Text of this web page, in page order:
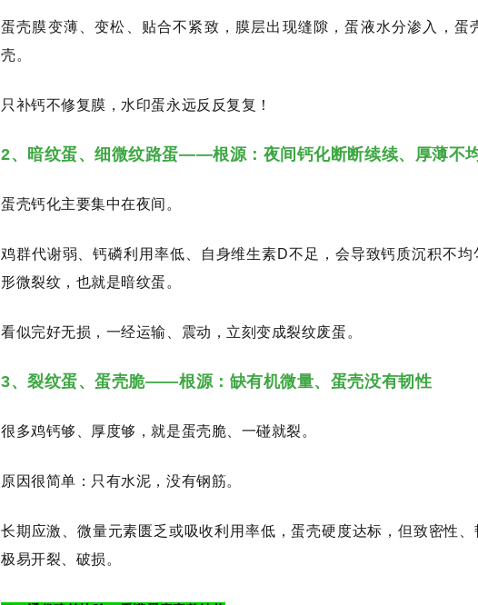
蛋壳膜变薄、变松、贴合不紧致，膜层出现缝隙，蛋液水分渗入，蛋
壳。
只补钙不修复膜，水印蛋永远反反复复！
2、暗纹蛋、细微纹路蛋——根源：夜间钙化断断续续、厚薄不
蛋壳钙化主要集中在夜间。
鸡群代谢弱、钙磷利用率低、自身维生素D不足，会导致钙质沉积不
形微裂纹，也就是暗纹蛋。
看似完好无损，一经运输、震动，立刻变成裂纹废蛋。
3、裂纹蛋、蛋壳脆——根源：缺有机微量、蛋壳没有韧性
很多鸡钙够、厚度够，就是蛋壳脆、一碰就裂。
原因很简单：只有水泥，没有钢筋。
长期应激、微量元素匮乏或吸收利用率低，蛋壳硬度达标，但致密性、
极易开裂、破损。